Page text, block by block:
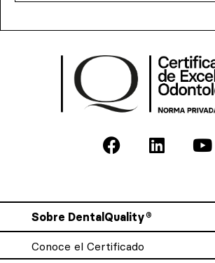
Sobre DentalQuality®
Conoce el Certificado